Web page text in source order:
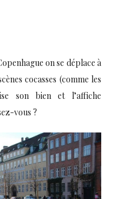
on se déplace à
cocasses (comme les
son bien et l’affiche
vous ?